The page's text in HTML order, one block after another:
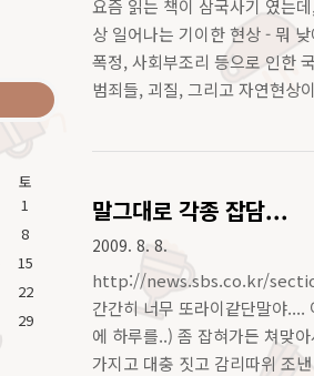
토
1
8
15
22
29
요즘 읽는 책이 삼국사기 였는
상 일어나는 기이한 현상 - 뭐
폭정, 사회부조리 등으로 인한
범죄들, 괴질, 그리고 자연현상
말그대로 각종 잡담...
2009. 8. 8.
http://news.sbs.co.kr/
간간히 너무 또라이같단말야
에 하루를..) 좀 잡혀가든 쳐맞
가지고 대충 짓고 감리따위 조